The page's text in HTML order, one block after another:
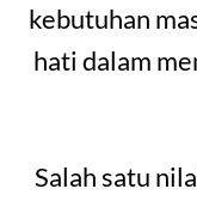
kebutuhan
hati dalam
Salah satu